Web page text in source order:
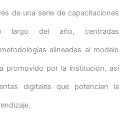
de una serie de capacitaciones
largo del año, centradas
alineadas al modelo
promovido por la institución, así
digitales que potencian la